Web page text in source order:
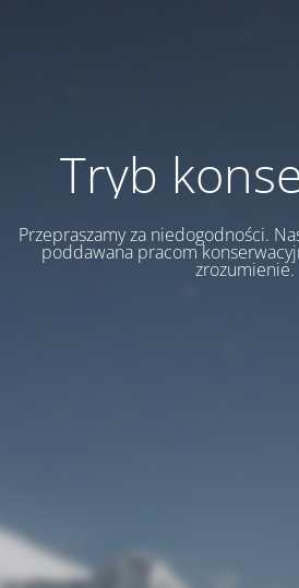
Tryb
Przepraszamy za niedogodności.
poddawana pracom
zrozumienie.